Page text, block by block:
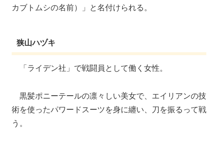
カブトムシの名前）」と名付けられる。
狭山ハヅキ
「ライデン社」で戦闘員として働く女性。
黒髪ポニーテールの凛々しい美女で、エイリアンの技
術を使ったパワードスーツを身に纏い、刀を振るって戦
う。